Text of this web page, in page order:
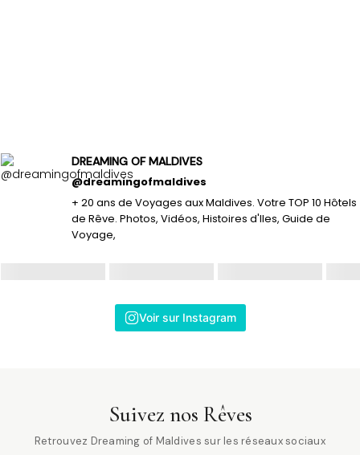
DREAMING OF MALDIVES
@dreamingofmaldives
+ 20 ans de Voyages aux Maldives. Votre TOP 10 Hôtels
de Rêve. Photos, Vidéos, Histoires d'Iles, Guide de
Voyage,
Voir sur Instagram
Suivez nos Rêves
Retrouvez Dreaming of Maldives sur les réseaux sociaux